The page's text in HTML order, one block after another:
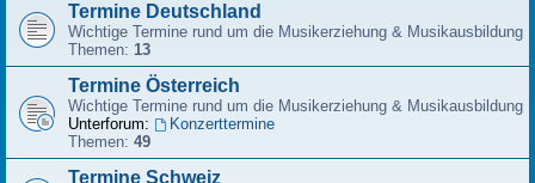
Termine Deutschland
Wichtige Termine rund um die Musikerziehung & Musikausbildung
Themen: 13
Termine Österreich
Wichtige Termine rund um die Musikerziehung & Musikausbildung
Unterforum:
Konzerttermine
Themen: 49
Termine Schweiz